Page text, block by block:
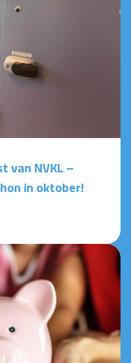
van NVKL –
in oktober!